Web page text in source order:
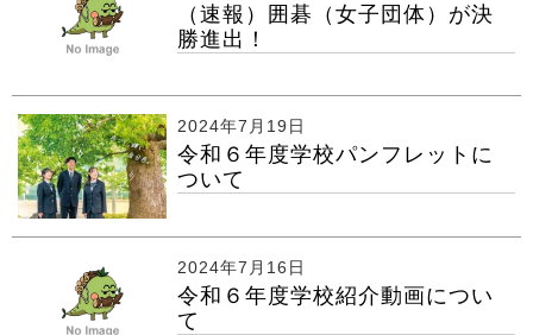
（速報）囲碁（女子団体）が決
勝進出！
2024年7月19日
令和６年度学校パンフレットに
ついて
2024年7月16日
令和６年度学校紹介動画につい
て